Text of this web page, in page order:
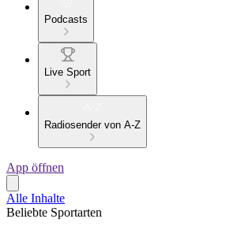
Podcasts
Live Sport
Radiosender von A-Z
App öffnen
Alle Inhalte
Beliebte Sportarten